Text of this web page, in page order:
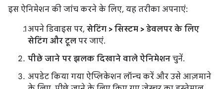
इस ऐनिमेशन की जांच करने के लिए, यह तरीका अपनाएं:
अपने डिवाइस पर, सेटिंग > सिस्टम > डेवलपर के लिए
सेटिंग और टूल पर जाएं.
पीछे जाने पर झलक दिखाने वाले ऐनिमेशन चुनें.
अपडेट किया गया ऐप्लिकेशन लॉन्च करें और उसे आज़माने